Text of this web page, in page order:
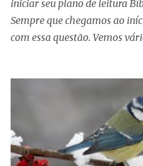
alegr...
iniciar seu plano de leitura
Sempre que chegamos ao
com essa questão. Vemos
janeiro, principalmente as
familiares em casa e
aquela viagem de férias, e os
sua leitura. E quando
começa no dia primeiro de